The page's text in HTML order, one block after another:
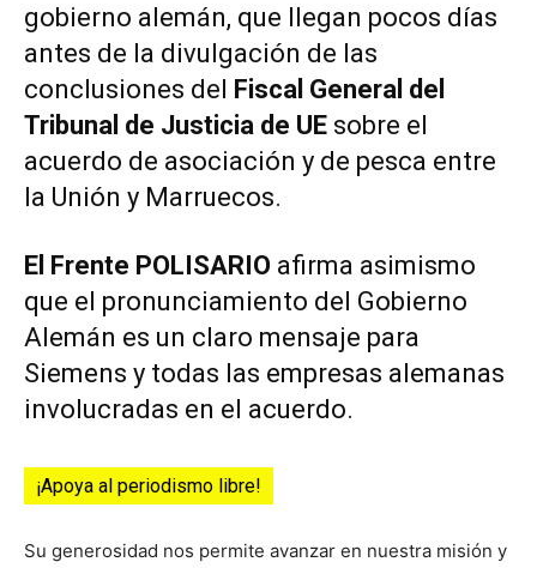
gobierno alemán, que llegan pocos días
antes de la divulgación de las
conclusiones del Fiscal General del
Tribunal de Justicia de UE sobre el
acuerdo de asociación y de pesca entre
la Unión y Marruecos.
El Frente POLISARIO afirma asimismo
que el pronunciamiento del Gobierno
Alemán es un claro mensaje para
Siemens y todas las empresas alemanas
involucradas en el acuerdo.
¡Apoya al periodismo libre!
Su generosidad nos permite avanzar en nuestra misión y